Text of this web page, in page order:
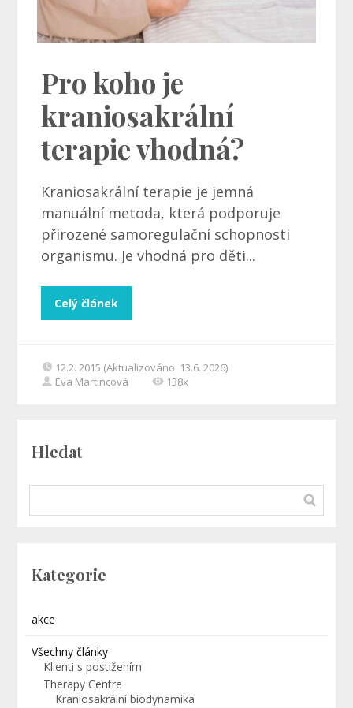
Pro koho je
kraniosakrální
terapie vhodná?
Kraniosakrální terapie je jemná
manuální metoda, která podporuje
přirozené samoregulační schopnosti
organismu. Je vhodná pro děti...
Celý článek
12.2. 2015 (Aktualizováno: 13.6. 2026)
Eva Martincová
138x
Hledat
Kategorie
akce
Všechny články
Klienti s postižením
Therapy Centre
Kraniosakrální biodynamika